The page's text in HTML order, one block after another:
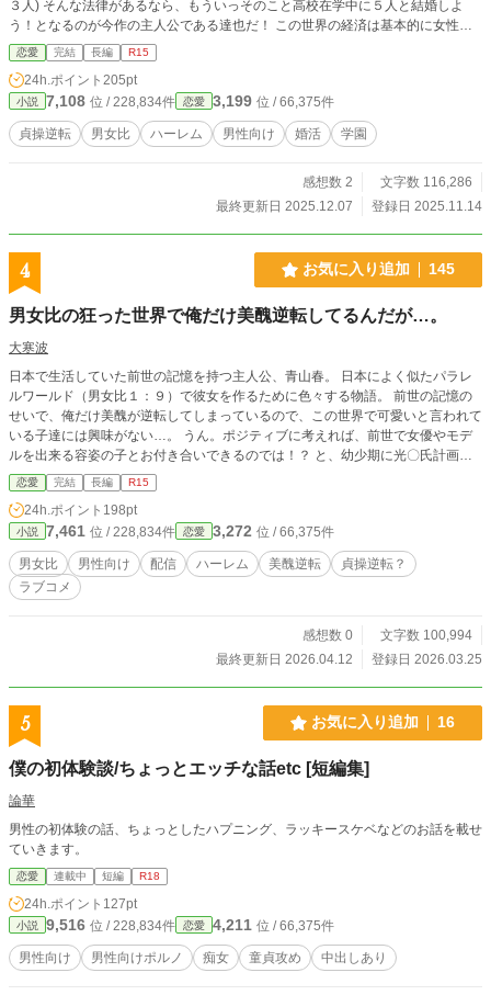
３人) そんな法律があるなら、もういっそのこと高校在学中に５人と結婚しよ
う！となるのが今作の主人公である達也だ！ この世界の経済は基本的に女性の
みで回っており、男性に求められることといえば子種、遺伝子だ。 前世の影響
かはわからないが、日本屈指のHENTAIである達也は運よく遺伝子も最高ランク
になった。 顔もイケメン！遺伝子も優秀！貴重な男！…と、驕らずに自分と関
わった女性には少しでも幸せな気持ちを分かち合えるように努力しようと決意す
る。 どうせなら、WIN-WINの関係でありたいよね！ そうして、別居婚が主流な
この世界では珍しいみんなと同居することを、いや。ハーレムを目標に個性豊か
は、少し貞操逆転の要素薄いかもです。男女比に寄っています。 外はその限り
ではありません。 カクヨムでも投稿しております。
恋愛 完結 長編 R15
24h.ポイント 205pt
小説 7,108 位 / 228,834件 恋愛 3,199 位 / 66,375件
貞操逆転 男女比 ハーレム 男性向け 婚活 学園
感想数 2
文字数 116,286
最終更新日 2025.12.07
登録日 2025.11.14
4 お気に入り追加 145
男女比の狂った世界で俺だけ美醜逆転してるんだが…。
大寒波
日本で生活していた前世の記憶を持つ主人公、青山春。 日本によく似たパラレ
ルワールド（男女比１：９）で彼女を作るために色々する物語。 前世の記憶の
せいで、俺だけ美醜が逆転してしまっているので、この世界で可愛いと言われて
いる子達には興味がない…。 うん。ポジティブに考えれば、前世で女優やモデ
ルを出来る容姿の子とお付き合いできるのでは！？ と、幼少期に光〇氏計画を
実行しようとするも断念。 その後は勉強出来るのおもしれぇ！ 状態に陥り、
時が流れ大学に入学。 そこで義務を思い出し二十歳までに彼女が欲しい！いな
きゃしんどい！と配信を始めてみたり…。 大学の食堂で出会った美人とお近づ
きになろうとしたり…！ 作者が暗い話が嫌いなので、基本的に明るめの話構成
になってるはずです。
恋愛 完結 長編 R15
24h.ポイント 198pt
小説 7,461 位 / 228,834件 恋愛 3,272 位 / 66,375件
男女比 男性向け 配信 ハーレム 美醜逆転
貞操逆転？
ラブコメ
感想数 0
文字数 100,994
最終更新日 2026.04.12
登録日 2026.03.25
5 お気に入り追加 16
僕の初体験談/ちょっとエッチな話etc [短編集]
論華
男性の初体験の話、ちょっとしたハプニング、ラッキースケベなどのお話を載せ
ていきます。
恋愛 連載中 短編 R18
24h.ポイント 127pt
小説 9,516 位 / 228,834件 恋愛 4,211 位 / 66,375件
男性向け 男性向けポルノ 痴女 童貞攻め 中出しあり